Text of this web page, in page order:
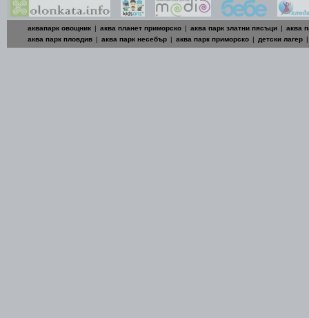
аквапарк овощник | аква планет приморско | аква парк златни пясъци | аква
аква парк пловдив | аква парк несебър | аква парк приморско | детски лагер |